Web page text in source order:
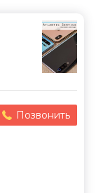
Позвонить